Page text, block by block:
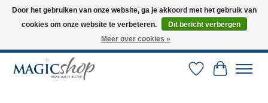
Altijd de nieuwste trucs op voorraad. Snelle verzending via PostNL en DHL.
Langskomen in onze winkel? Bel of mail om een afspraak te maken. 0251-
Verlanglijst
Door het gebruiken van onze website, ga je akkoord met het gebruik van
cookies om onze website te verbeteren.
Dit bericht verbergen
Meer over cookies »